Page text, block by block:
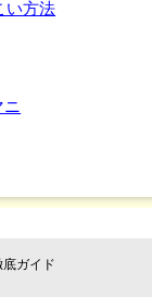
い方法
ニ
底ガイド